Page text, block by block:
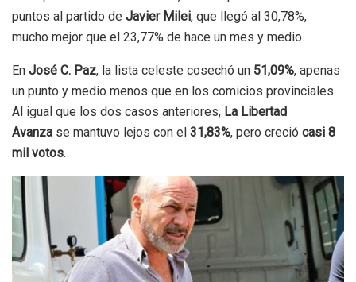
puntos al partido de Javier Milei, que llegó al 30,78%,
mucho mejor que el 23,77% de hace un mes y medio.
En José C. Paz, la lista celeste cosechó un 51,09%, apenas
un punto y medio menos que en los comicios provinciales.
Al igual que los dos casos anteriores, La Libertad
Avanza se mantuvo lejos con el 31,83%, pero creció casi 8
mil votos.